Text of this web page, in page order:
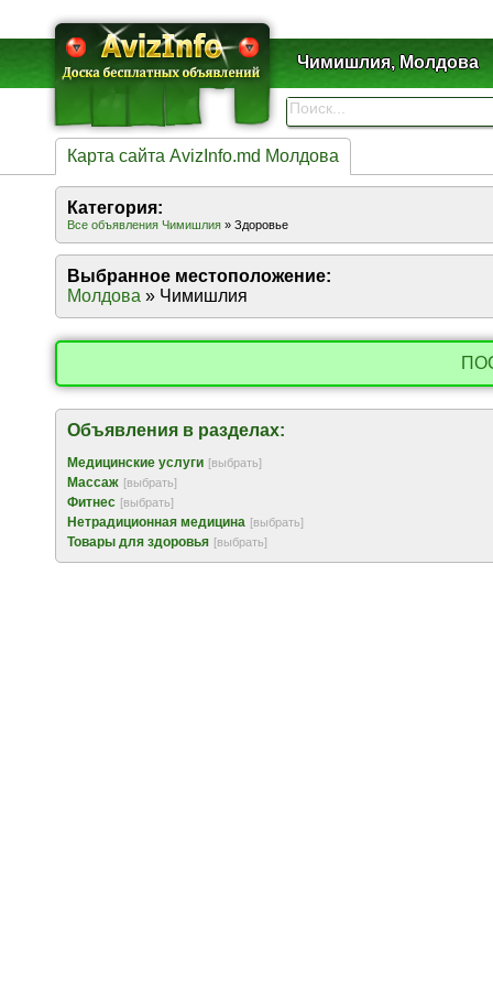
Чимишлия, Молдова
Карта сайта AvizInfo.md Молдова
Категория:
Все объявления Чимишлия » Здоровье
Выбранное местоположение:
Молдова » Чимишлия
Объявления в разделах:
Медицинские услуги [выбрать]
Массаж [выбрать]
Фитнес [выбрать]
Нетрадиционная медицина [выбрать]
Товары для здоровья [выбрать]